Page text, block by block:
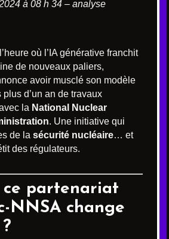
à 08 h 34 – analyse
où l’IA générative franchit
de nouveaux paliers,
avoir musclé son modèle
plus d’un an de travaux
la National Nuclear
. Une initiative qui
de la sécurité nucléaire… et
des régulateurs.
ce partenariat
NNSA change